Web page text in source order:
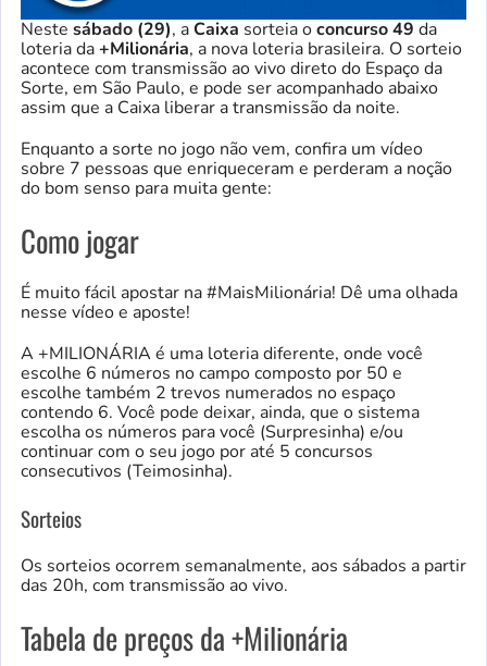
Neste sábado (29), aCaixa sorteia oconcurso49 da
loteria da+Milionária, a nova loteria brasileira. O sorteio
acontece com transmissão ao vivo direto do Espaço da
Sorte, em São Paulo, e pode ser acompanhado abaixo
assim que a Caixa liberar a transmissão da noite.
Enquanto a sorte no jogo não vem, confira um vídeo
sobre 7 pessoas que enriqueceram e perderam a noção
do bom senso para muita gente:
Como jogar
É muito fácil apostar na #MaisMilionária! Dê uma olhada
nesse vídeo e aposte!​
A +MILIONÁRIA é uma loteria diferente, onde você
escolhe 6 números no campo composto por 50 e
escolhe também 2 trevos numerados no espaço
contendo 6. Você pode deixar, ainda, que o sistema
escolha os números para você (Surpresinha) e/ou
continuar com o seu jogo por até 5 concursos
consecutivos (Teimosinha).
Sorteios
Os sorteios ocorrem semanalmente, aos sábados a partir
das 20h, com transmissão ao vivo.
Tabela de preços da +Milionária